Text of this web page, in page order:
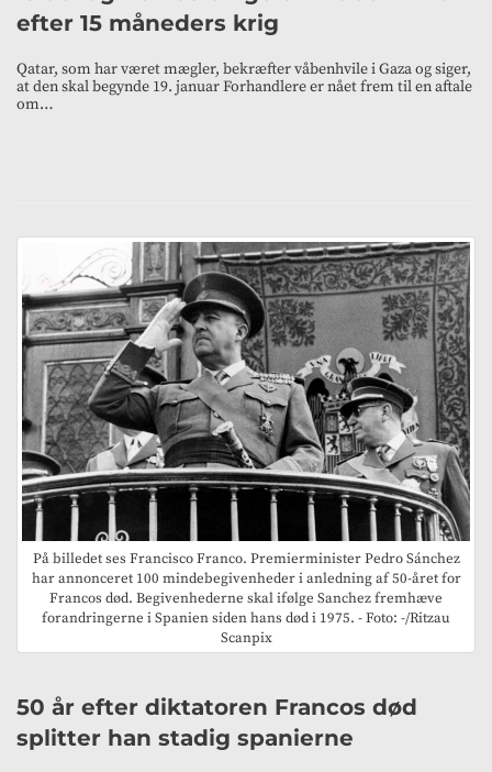
efter 15 måneders krig
Qatar, som har været mægler, bekræfter våbenhvile i Gaza og siger,
at den skal begynde 19. januar Forhandlere er nået frem til en aftale
om…
På billedet ses Francisco Franco. Premierminister Pedro Sánchez
har annonceret 100 mindebegivenheder i anledning af 50-året for
Francos død. Begivenhederne skal ifølge Sanchez fremhæve
forandringerne i Spanien siden hans død i 1975. - Foto: -/Ritzau
Scanpix
50 år efter diktatoren Francos død
splitter han stadig spanierne